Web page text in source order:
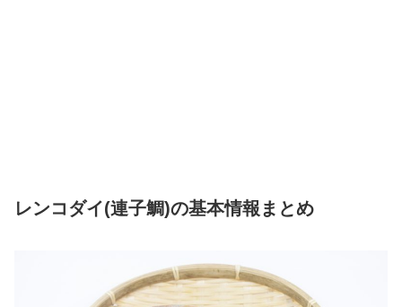
レンコダイ(連子鯛)の基本情報まとめ